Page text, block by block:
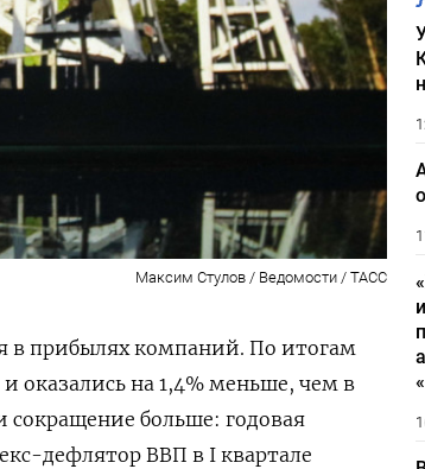
Максим Стулов / Ведомости / ТАСС
в прибылях компаний. По итогам
и оказались на 1,4% меньше, чем в
сокращение больше: годовая
дефлятор ВВП в I квартале